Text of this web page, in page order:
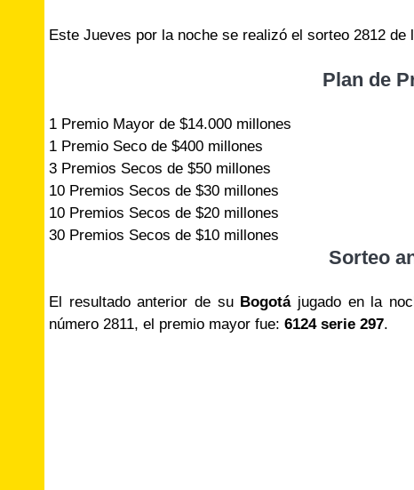
Este Jueves por la noche se realizó el sorteo 2812
Plan de
1 Premio Mayor de $14.000 millones
1 Premio Seco de $400 millones
3 Premios Secos de $50 millones
10 Premios Secos de $30 millones
10 Premios Secos de $20 millones
30 Premios Secos de $10 millones
Sorteo
El resultado anterior de su Bogotájugado en la
número 2811, el premio mayor fue: 6124 serie 297.